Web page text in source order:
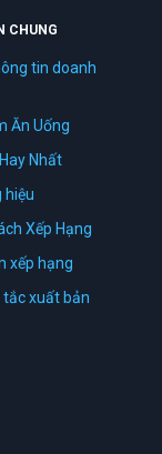
CHUNG
tin doanh
Ăn Uống
Nhất
hiệu
Xếp Hạng
xếp hạng
tắc xuất bản